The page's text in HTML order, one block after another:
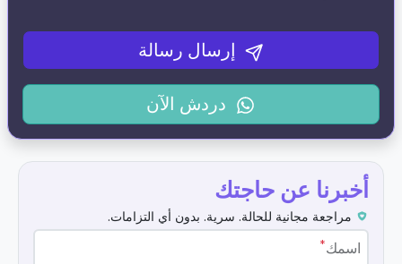
إرسال رسالة
دردش الآن
أخبرنا عن حاجتك
مراجعة مجانية للحالة. سرية. بدون أي التزامات.
اسمك*